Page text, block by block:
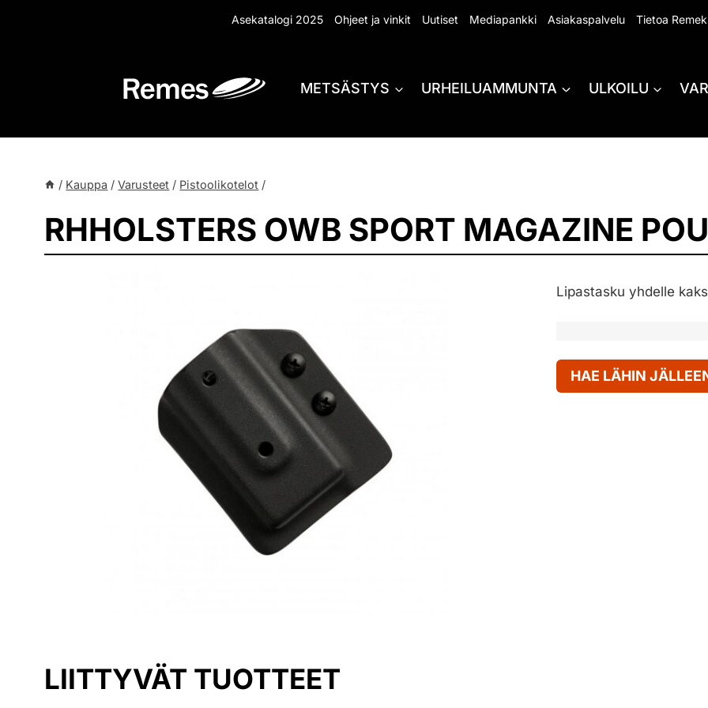
Asekatalogi 2025 Ohjeet ja vinkit Uutiset Mediapankki Asiakaspalvelu Tietoa
METSÄSTYS URHEILUAMMUNTA ULKOILU
/ Kauppa / Varusteet / Pistoolikotelot /
RHHOLSTERS OWB SPORT MAGAZINE
Lipastasku yhdelle
HAE LÄHIN
LIITTYVÄT TUOTTEET